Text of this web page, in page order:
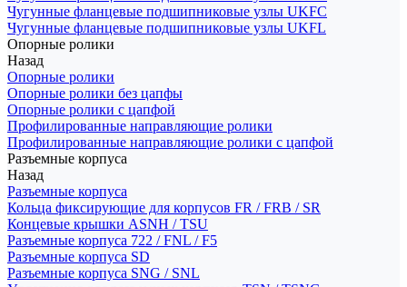
Чугунные фланцевые подшипниковые узлы UKFC
Чугунные фланцевые подшипниковые узлы UKFL
Опорные ролики
Назад
Опорные ролики
Опорные ролики без цапфы
Опорные ролики с цапфой
Профилированные направляющие ролики
Профилированные направляющие ролики с цапфой
Разъемные корпуса
Назад
Разъемные корпуса
Кольца фиксирующие для корпусов FR / FRB / SR
Концевые крышки ASNH / TSU
Разъемные корпуса 722 / FNL / F5
Разъемные корпуса SD
Разъемные корпуса SNG / SNL